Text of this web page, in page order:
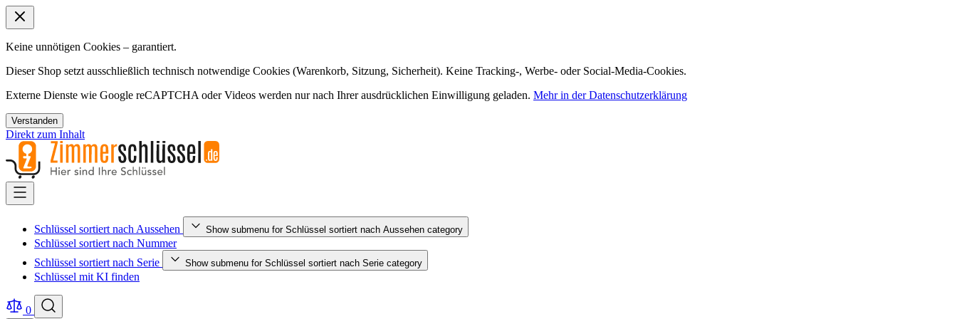
Keine unnötigen Cookies – garantiert.
Dieser Shop setzt ausschließlich technisch notwendige Cookies (Warenkorb, Sitzung, Sicherheit). Keine Tracking-, Werbe- oder Social-Media-Cookies.
Externe Dienste wie Google reCAPTCHA oder Videos werden nur nach Ihrer ausdrücklichen Einwilligung geladen. Mehr in der Datenschutzerklärung
Verstanden
Direkt zum Inhalt
Schlüssel sortiert nach Aussehen Show submenu for Schlüssel sortiert nach Aussehen category
Schlüssel sortiert nach Nummer
Schlüssel sortiert nach Serie
Show submenu for Schlüssel sortiert nach Serie category
Schlüssel mit KI finden
0